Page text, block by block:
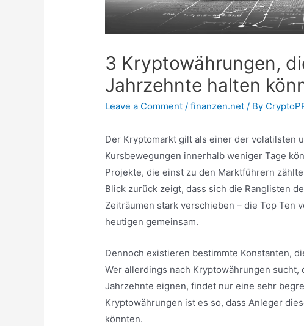
3 Kryptowährungen,
Jahrzehnte halten
Leave a Comment /finanzen.net / By
Der Kryptomarkt gilt als einer der volatilsten
Kursbewegungen innerhalb weniger Tage
Projekte, die einst zu den Marktführern
Blick zurück zeigt, dass sich die Ranglisten
Zeiträumen stark verschieben – die Top Ten
heutigen gemeinsam.
Dennoch existieren bestimmte Konstanten,
Wer allerdings nach Kryptowährungen
Jahrzehnte eignen, findet nur eine sehr
Kryptowährungen ist es so, dass Anleger
könnten.